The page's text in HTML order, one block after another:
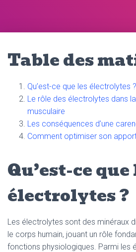
Table des
Qu’est-ce que les électrolytes ?
Le rôle des électrolytes dans
musculaire
Les conséquences d’une
Comment optimiser son
Qu’est-ce que
électrolytes ?
Les électrolytes sont des minéraux
le corps humain, jouant un rôle
fonctions physiologiques. Parmi les